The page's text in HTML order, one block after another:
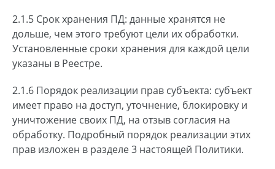
2.1.5 Срок хранения ПД: данные хранятся не
дольше, чем этого требуют цели их обработки.
Установленные сроки хранения для каждой цели
указаны в Реестре.
2.1.6 Порядок реализации прав субъекта: субъект
имеет право на доступ, уточнение, блокировку и
уничтожение своих ПД, на отзыв согласия на
обработку. Подробный порядок реализации этих
прав изложен в разделе 3 настоящей Политики.